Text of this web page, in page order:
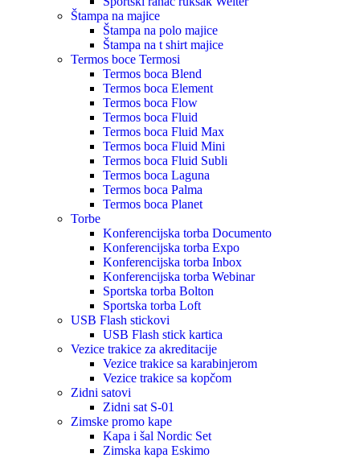
Štampa na majice
Štampa na polo majice
Štampa na t shirt majice
Termos boce Termosi
Termos boca Blend
Termos boca Element
Termos boca Flow
Termos boca Fluid
Termos boca Fluid Max
Termos boca Fluid Mini
Termos boca Fluid Subli
Termos boca Laguna
Termos boca Palma
Termos boca Planet
Torbe
Konferencijska torba Documento
Konferencijska torba Expo
Konferencijska torba Inbox
Konferencijska torba Webinar
Sportska torba Bolton
Sportska torba Loft
USB Flash stickovi
USB Flash stick kartica
Vezice trakice za akreditacije
Vezice trakice sa karabinjerom
Vezice trakice sa kopčom
Zidni satovi
Zidni sat S-01
Zimske promo kape
Kapa i šal Nordic Set
Zimska kapa Eskimo